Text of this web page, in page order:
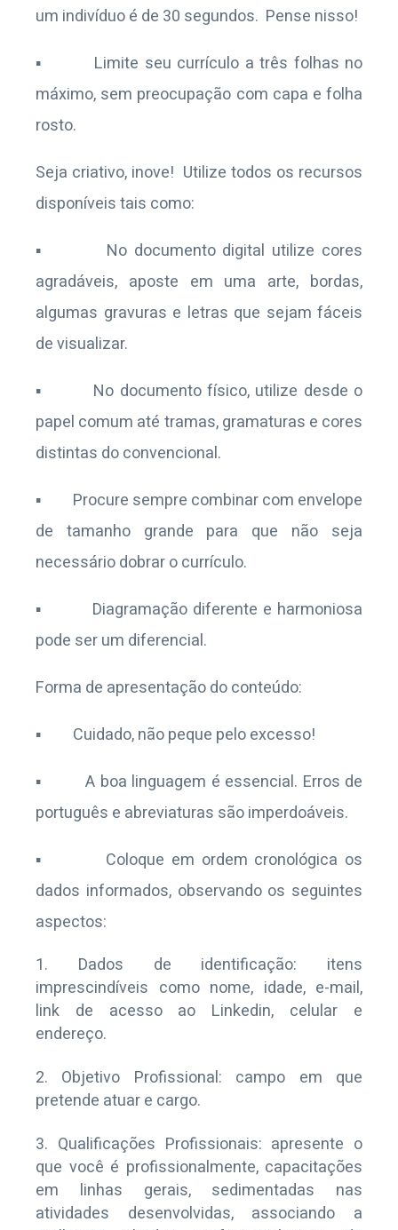
um indivíduo é de 30 segundos. Pense nisso!
▪ Limite seu currículo a três folhas no
máximo, sem preocupação com capa e folha
rosto.
Seja criativo, inove! Utilize todos os recursos
disponíveis tais como:
▪ No documento digital utilize cores
agradáveis, aposte em uma arte, bordas,
algumas gravuras e letras que sejam fáceis
de visualizar.
▪ No documento físico, utilize desde o
papel comum até tramas, gramaturas e cores
distintas do convencional.
▪ Procure sempre combinar com envelope
de tamanho grande para que não seja
necessário dobrar o currículo.
▪ Diagramação diferente e harmoniosa
pode ser um diferencial.
Forma de apresentação do conteúdo:
▪ Cuidado, não peque pelo excesso!
▪ A boa linguagem é essencial. Erros de
português e abreviaturas são imperdoáveis.
▪ Coloque em ordem cronológica os
dados informados, observando os seguintes
aspectos:
Dados de identificação: itens
imprescindíveis como nome, idade, e-mail,
link de acesso ao Linkedin, celular e
endereço.
Objetivo Profissional: campo em que
pretende atuar e cargo.
Qualificações Profissionais: apresente o
que você é profissionalmente, capacitações
em linhas gerais, sedimentadas nas
atividades desenvolvidas, associando a